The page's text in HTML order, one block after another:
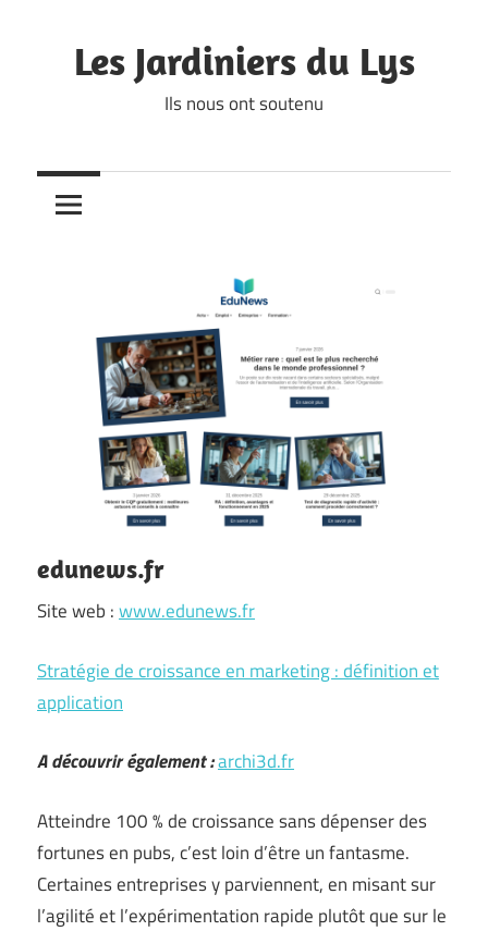
contentLes Jardiniers du Lys
Ils nous ont soutenu
edunews.fr
Site web :www.edunews.fr
Stratégie de croissance en marketing : définition et
application
A découvrir également :archi3d.fr
Atteindre 100 % de croissance sans dépenser des
fortunes en pubs, c’est loin d’être un fantasme.
Certaines entreprises y parviennent, en misant sur
l’agilité et l’expérimentation rapide plutôt que sur le